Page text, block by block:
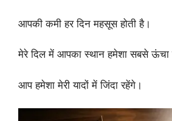
आपकी कमी हर दिन महसूस होती है।
मेरे दिल में आपका स्थान हमेशा सबसे ऊंचा
आप हमेशा मेरी यादों में जिंदा रहेंगे।